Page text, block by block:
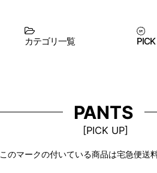
カテゴリ一覧
PANTS
[PICK UP]
このマークの付いている商品は宅急便送